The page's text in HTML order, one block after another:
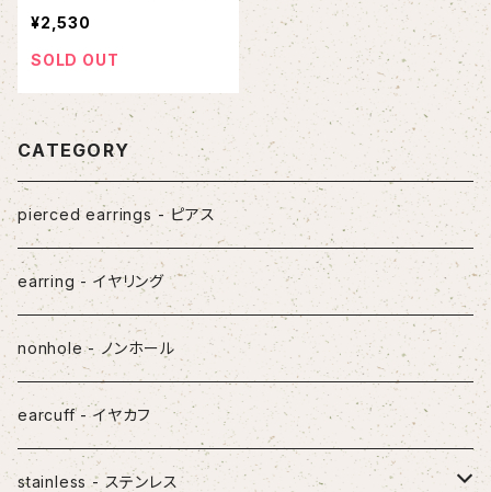
¥2,530
SOLD OUT
CATEGORY
pierced earrings - ピアス
earring - イヤリング
nonhole - ノンホール
earcuff - イヤカフ
stainless - ステンレス